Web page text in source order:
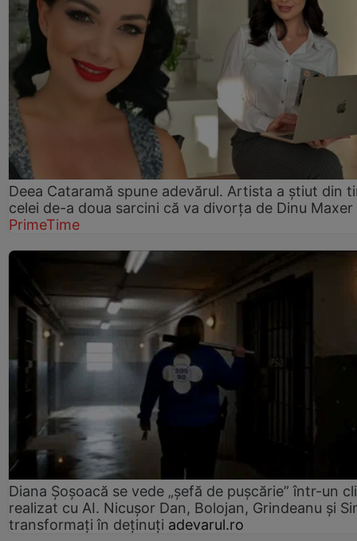
Deea Cataramă spune adevărul. Artista a știut din
celei de-a doua sarcini că va divorța de Dinu Maxer
PrimeTime
Diana Șoșoacă se vede „șefă de pușcărie” într-un
realizat cu AI. Nicușor Dan, Bolojan, Grindeanu și
transformați în deținuți adevarul.ro